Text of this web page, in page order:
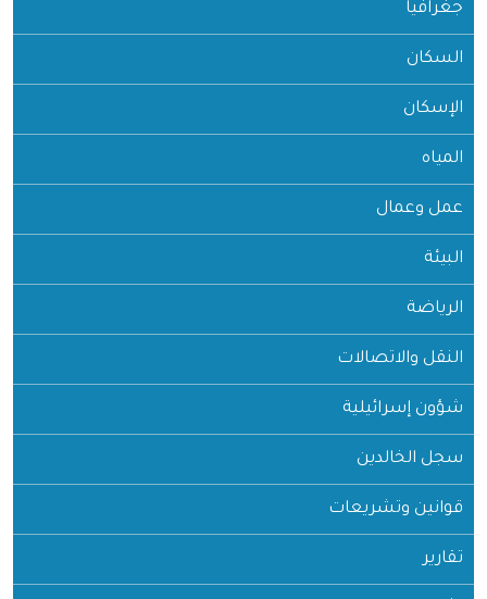
جغرافيا
السكان
الإسكان
المياه
عمل وعمال
البيئة
الرياضة
النقل والاتصالات
شؤون إسرائيلية
سجل الخالدين
قوانين وتشريعات
تقارير